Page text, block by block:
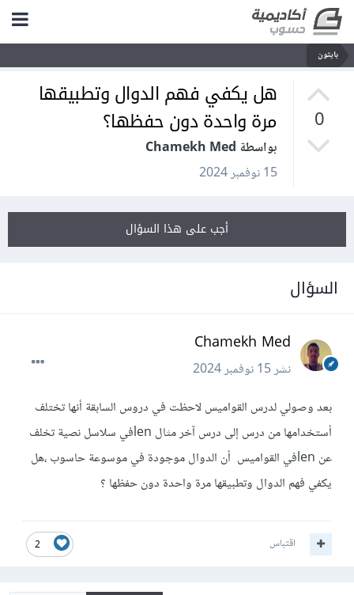
بايثون
0
هل يكفي فهم الدوال وتطبيقها
مرة واحدة دون حفظها؟
بواسطة Chamekh Med
15 نوفمبر 2024
أجب على هذا السؤال
السؤال
Chamekh Med
نشر15 نوفمبر 2024
بعد وصولي لدرس القواميس لاحظت في دروس السابقة أنها تختلف
أستخدامها من درس إلى درس آخر مثال lenفي سلاسل نصية تخلف
عن lenفي القواميس أن الدوال موجودة في موسوعة حاسوب ،هل
يكفي فهم الدوال وتطبيقها مرة واحدة دون حفظها ؟
2 اقتباس